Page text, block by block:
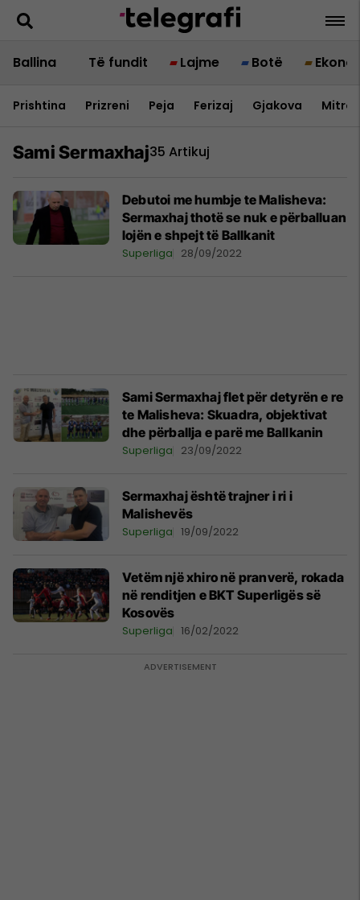
Ballina Të fundit Lajme Botë
Prishtina Prizreni Peja Ferizaj Gjakova
Sami Sermaxhaj35 Artikuj
Debutoi me humbje te Malisheva:
Sermaxhaj thotë se nuk e përballuan
lojën e shpejt të Ballkanit
Superliga 28/09/2022
Sami Sermaxhaj flet për detyrën e re
te Malisheva: Skuadra, objektivat
dhe përballja e parë me Ballkanin
Superliga 23/09/2022
Sermaxhaj është trajner i ri i
Malishevës
Superliga 19/09/2022
Vetëm një xhiro në pranverë, rokada
në renditjen e BKT Superligës së
Kosovës
Superliga 16/02/2022